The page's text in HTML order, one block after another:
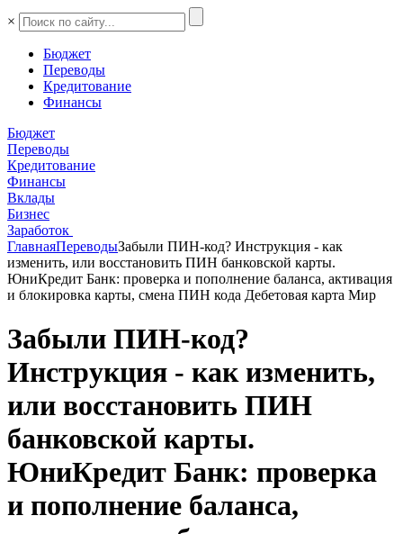
×
Бюджет
Переводы
Кредитование
Финансы
Бюджет
Переводы
Кредитование
Финансы
Вклады
Бизнес
Заработок
ГлавнаяПереводыЗабыли ПИН-код? Инструкция - как
изменить, или восстановить ПИН банковской карты.
ЮниКредит Банк: проверка и пополнение баланса, активация
и блокировка карты, смена ПИН кода Дебетовая карта Мир
Забыли ПИН-код?
Инструкция - как изменить,
или восстановить ПИН
банковской карты.
ЮниКредит Банк: проверка
и пополнение баланса,